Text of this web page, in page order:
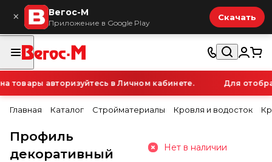
× Вегос-М
Приложение в Google Play
Скачать
авторизуйтесь в Личном кабинете. Для
Главная Каталог Стройматериалы Кровля и водосток
Профиль
декоративный
Нет в наличии